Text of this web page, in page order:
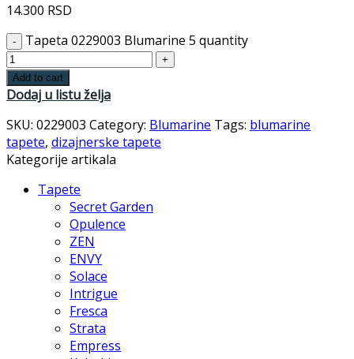
14.300 RSD
Tapeta 0229003 Blumarine 5 quantity
Add to cart
Dodaj u listu želja
SKU: 0229003 Category: Blumarine Tags: blumarine
tapete, dizajnerske tapete
Kategorije artikala
Tapete
Secret Garden
Opulence
ZEN
ENVY
Solace
Intrigue
Fresca
Strata
Empress